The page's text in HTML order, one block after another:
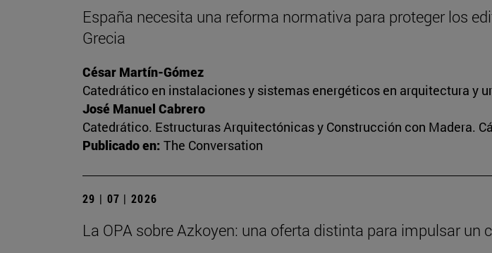
España necesita una reforma normativa para proteger los
Grecia
César Martín-Gómez
Catedrático en instalaciones y sistemas energéticos en arquitectura y
José Manuel Cabrero
Catedrático. Estructuras Arquitectónicas y Construcción con Madera.
Publicado en: The Conversation
29 | 07 | 2026
La OPA sobre Azkoyen: una oferta distinta para impulsar